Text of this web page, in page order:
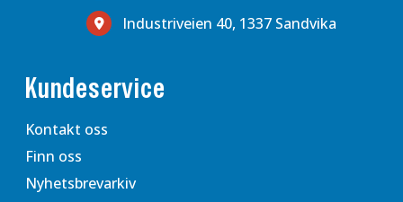
Industriveien 40, 1337 Sandvika
Kundeservice
Kontakt oss
Finn oss
Nyhetsbrevarkiv